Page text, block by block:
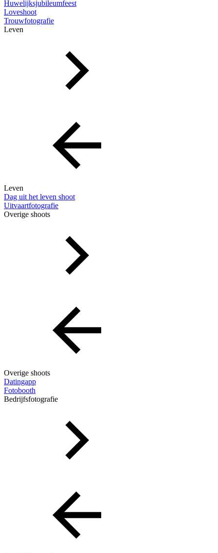
Huwelijksjubileumfeest
Loveshoot
Trouwfotografie
Leven
Leven
Dag uit het leven shoot
Uitvaartfotografie
Overige shoots
Overige shoots
Datingapp
Fotobooth
Bedrijfsfotografie